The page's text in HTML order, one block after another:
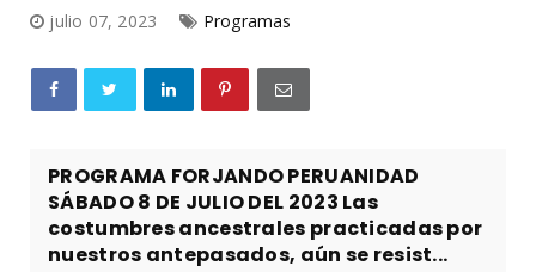
julio 07, 2023 Programas
PROGRAMA FORJANDO PERUANIDAD
SÁBADO 8 DE JULIO DEL 2023 Las
costumbres ancestrales practicadas por
nuestros antepasados, aún se resist...